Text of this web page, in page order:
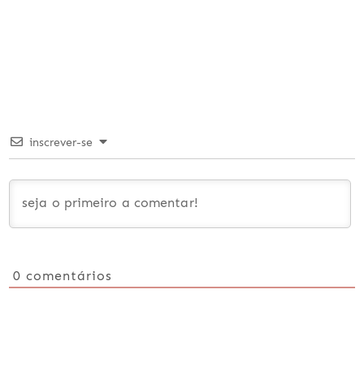
inscrever-se
0 comentários